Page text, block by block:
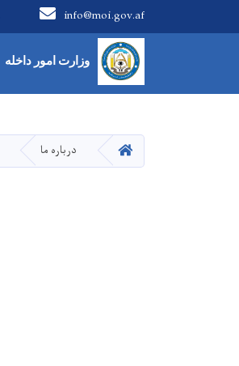
info@moi.gov.af
وزارت امور داخلهMain Menu
HOME درباره ما